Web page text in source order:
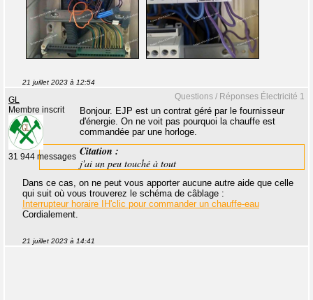
21 juillet 2023 à 12:54
Questions / Réponses Électricité 1
GL
Membre inscrit
31 944 messages
Bonjour. EJP est un contrat géré par le fournisseur
d'énergie. On ne voit pas pourquoi la chauffe est
commandée par une horloge.
Citation :
j'ai un peu touché à tout
Dans ce cas, on ne peut vous apporter aucune autre aide que celle
qui suit où vous trouverez le schéma de câblage :
Interrupteur horaire IH'clic pour commander un chauffe-eau
Cordialement.
21 juillet 2023 à 14:41